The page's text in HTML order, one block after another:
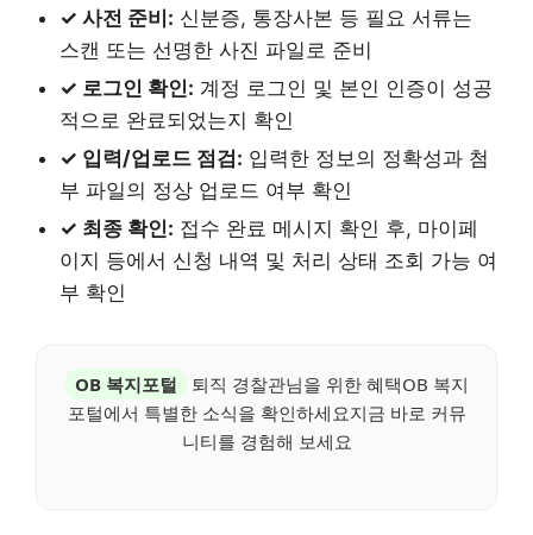
✓ 사전 준비: 신분증, 통장사본 등 필요 서류는
스캔 또는 선명한 사진 파일로 준비
✓ 로그인 확인: 계정 로그인 및 본인 인증이 성공
적으로 완료되었는지 확인
✓ 입력/업로드 점검: 입력한 정보의 정확성과 첨
부 파일의 정상 업로드 여부 확인
✓ 최종 확인: 접수 완료 메시지 확인 후, 마이페
이지 등에서 신청 내역 및 처리 상태 조회 가능 여
부 확인
OB 복지포털
퇴직 경찰관님을 위한 혜택OB 복지
포털에서 특별한 소식을 확인하세요지금 바로 커뮤
니티를 경험해 보세요